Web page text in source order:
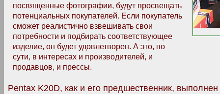
посвященные фотографии, будут просвещать
потенциальных покупателей. Если покупатель
сможет реалистично взвешивать свои
потребности и подбирать соответствующее
изделие, он будет удовлетворен. А это, по
сути, в интересах и производителей, и
продавцов, и прессы.
Pentax K20D, как и его предшественник,